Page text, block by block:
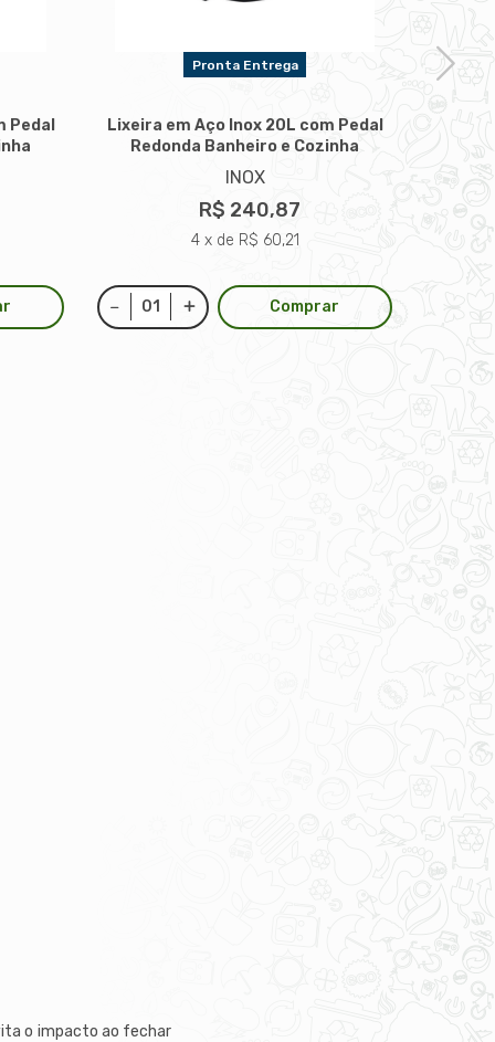
Pedal
Pronta Entrega
Lixeira em Aço Inox 20L com Pedal
Redonda Banheiro e Cozinha
INOX
R$ 240,87
4 x de R$ 60,21
Comprar
o impacto ao fechar